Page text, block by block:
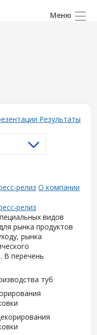
Результаты
релиз О компании
релиз
видов
рынка продуктов
рынка
В перечень
туб